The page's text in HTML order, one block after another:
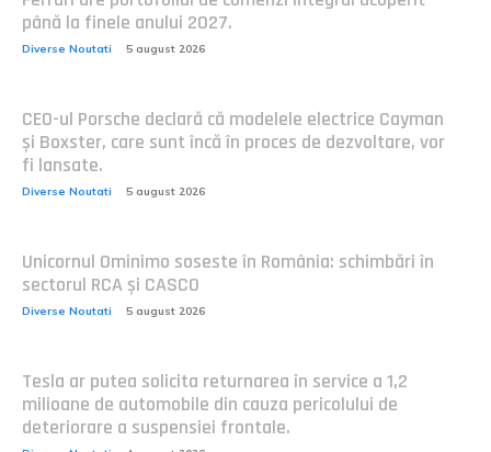
până la finele anului 2027.
Diverse Noutati 5 august 2026
CEO-ul Porsche declară că modelele electrice Cayman
și Boxster, care sunt încă în proces de dezvoltare, vor
fi lansate.
Diverse Noutati 5 august 2026
Unicornul Ominimo soseste în România: schimbări în
sectorul RCA și CASCO
Diverse Noutati 5 august 2026
Tesla ar putea solicita returnarea în service a 1,2
milioane de automobile din cauza pericolului de
deteriorare a suspensiei frontale.